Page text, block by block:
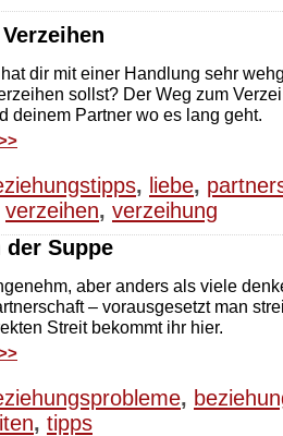
dir mit einer Handlung sehr
sollst? Der Weg zum
deinem Partner wo es lang geht.
, liebe,
verzeihen, verzeihung
Suppe
aber anders als viele
– vorausgesetzt man
Streit bekommt ihr hier.
,
, tipps